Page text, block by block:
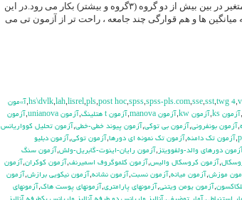
آزمون F یا تحلیل واریانس یکطرفه برای آزمون تفاوت میانگین یک متغیر در بین بیش از دو گروه (۳گروه و بیشتر) بکار می رود.در این
ها و هم قوارگی چند جامعه ، راحت تر از آزمون تی می
hs\dvlk,lah,lisrel,pls,post hoc,spss,spss-pls.com,sse,sst,twg 4,
,آ»مون
,آزمون ks ,آزمون kw ,آزمون manova ,آزمون t هتلينگ ,آزمون unianova ,آزمون
,آزمون بونفروني,آزمون بي توكي,آزمون پيوند خطي-خطي,آزمون تحليل كوواريانس
,آزمون تك دامنه,آزمون تك نمونه اي دورها,آزمون توكي,آزمون دبليو
آزمون دورهاي والد-ولفوويتز ,آزمون رايان-اينوت-گابريل-ولش,آزمون سنگ
,آزمون كروسكال واليس,آزمون كلموگروف اسميرنف,آزمون كوكران,آزمون
موزش,آزمون ميانه,آزمون نسبت,آزمون نشانه,آزمون نيكويي برازش,آزمون
,آزمون يومن ويتني,آزمونهاي پارامتري,آزمونهاي پوست هاك,آزمونهاي